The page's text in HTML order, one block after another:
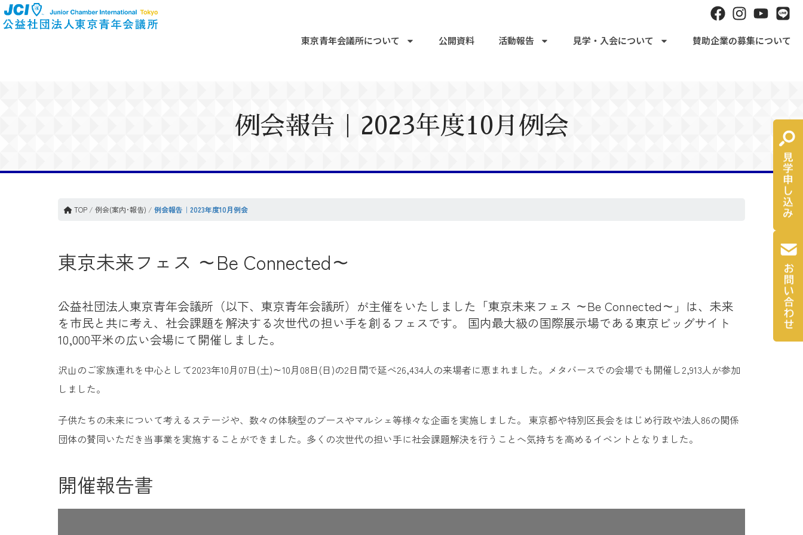
東京青年会議所について 公開資料 活動報告 見学・入会について 賛助企業の募集について
例会報告｜2023年度10月例会
TOP / 例会(案内･報告) / 例会報告｜2023年度10月例会
東京未来フェス ～Be Connected～
公益社団法人東京青年会議所（以下、東京青年会議所）が主催をいたしました「東京未来フェス ～Be Connected～」は、未来
を市民と共に考え、社会課題を解決する次世代の担い手を創るフェスです。 国内最大級の国際展示場である東京ビッグサイト
10,000平米の広い会場にて開催しました。
沢山のご家族連れを中心として2023年10月07日(土)～10月08日(日)の2日間で延べ26,434人の来場者に恵まれました。メタバースでの会場でも開催し2,913人が参加
しました。
子供たちの未来について考えるステージや、数々の体験型のブースやマルシェ等様々な企画を実施しました。 東京都や特別区長会をはじめ行政や法人86の関係
団体の賛同いただき当事業を実施することができました。多くの次世代の担い手に社会課題解決を行うことへ気持ちを高めるイベントとなりました。
開催報告書